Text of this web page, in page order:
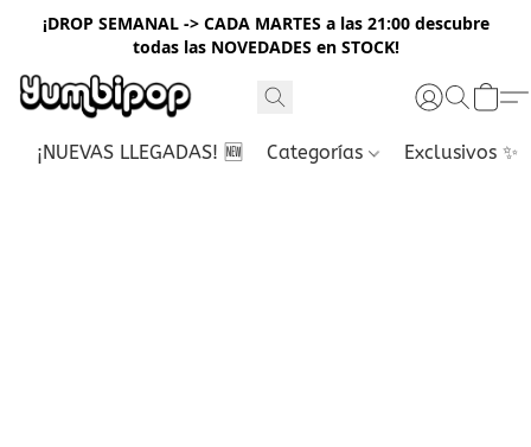
¡DROP SEMANAL -> CADA MARTES a las 21:00 descubre
todas las NOVEDADES en STOCK!
¡NUEVAS LLEGADAS! 🆕 Categorías Exclusivos ✨